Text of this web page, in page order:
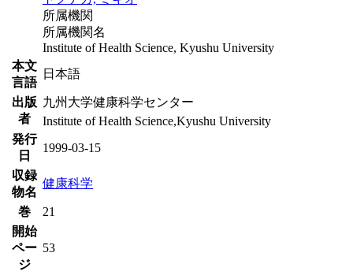
所属機関
所属機関名
Institute of Health Science, Kyushu University
本文
言語
日本語
出版
者
九州大学健康科学センター
Institute of Health Science,Kyushu University
発行
日
1999-03-15
収録
物名
健康科学
巻
21
開始
ペー
ジ
53